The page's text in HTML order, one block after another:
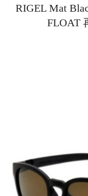
RIGEL Mat
FLOAT